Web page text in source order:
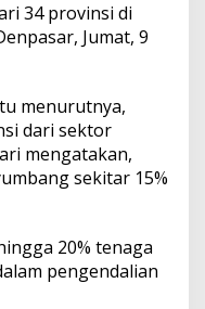
34 provinsi di
Jumat, 9
menurutnya,
dari sektor
mengatakan,
sekitar 15%
20% tenaga
pengendalian